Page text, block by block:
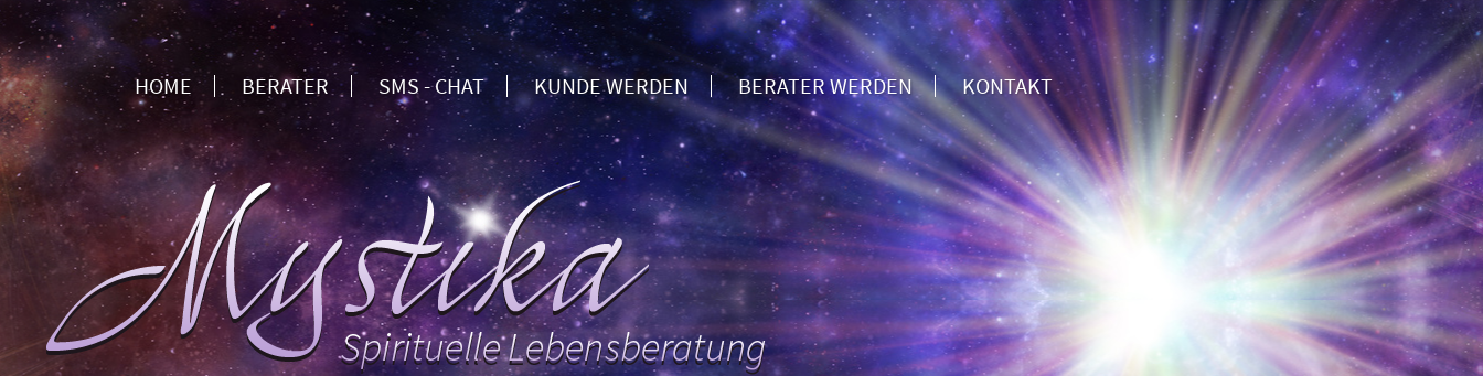
HOME BERATER SMS - CHAT KUNDE WERDEN BERATER WERDEN KONTAKT